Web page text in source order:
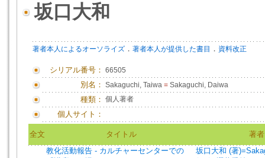
坂口大和
著者本人によるオーソライズ ． 著者本人が提供した書目 ． 資料改正
シリアル番号： 66505
別名： Sakaguchi, Taiwa = Sakaguchi, Daiwa
種類： 個人著者
個人サイト：
全文 タイトル
著者
教化活動報告 - カルチャーセンターでの
坂口大和 (著